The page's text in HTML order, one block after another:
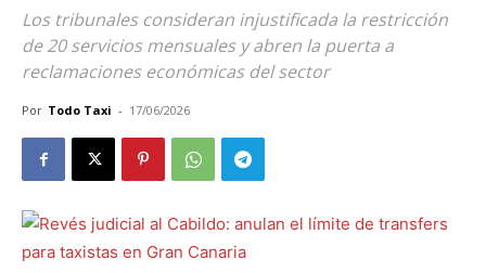
Los tribunales consideran injustificada la restricción
de 20 servicios mensuales y abren la puerta a
reclamaciones económicas del sector
Por Todo Taxi - 17/06/2026